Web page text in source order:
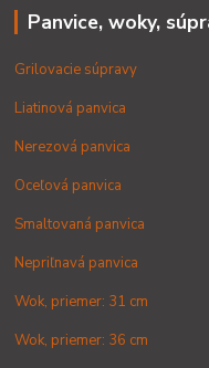
Panvice, woky,
Grilovacie súpravy
Liatinová panvica
Nerezová panvica
Oceľová panvica
Smaltovaná panvica
Nepriľnavá panvica
Wok, priemer: 31 cm
Wok, priemer: 36 cm